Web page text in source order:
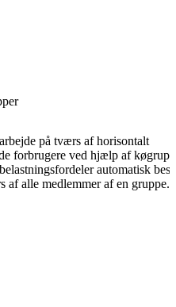
på tværs af horisontalt
forbrugere ved hjælp af
automatisk
af alle medlemmer af en gruppe.